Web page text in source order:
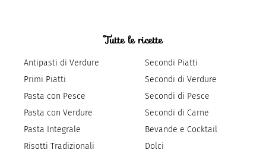
Tutte le ricette
Antipasti di Verdure
Primi Piatti
Pasta con Pesce
Pasta con Verdure
Pasta Integrale
Risotti Tradizionali
Secondi Piatti
Secondi di Verdure
Secondi di Pesce
Secondi di Carne
Bevande e Cocktail
Dolci